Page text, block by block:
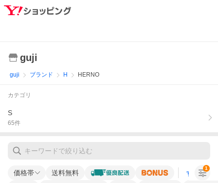
guji
guji ブランド H HERNO
カテゴリ
S
65件
価格帯 送料無料 すべての条
1